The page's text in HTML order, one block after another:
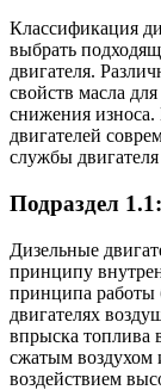
Классификация
выбрать
двигателя.
свойств масла
снижения
двигателей
службы
Подраздел
Дизельные
принципу
принципа работы
двигателях
впрыска топлива
сжатым воздухом
воздействием